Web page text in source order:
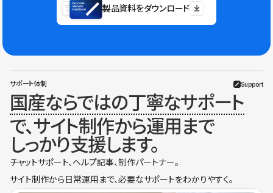
製品資料をダウンロード
サポート体制 Support
国産ならではの丁寧なサポート
で、サイト制作から運用まで
しっかり支援します。
チャットサポート、ヘルプ記事、制作パートナー。
サイト制作から日常運用まで、必要なサポートをわかりやすく。